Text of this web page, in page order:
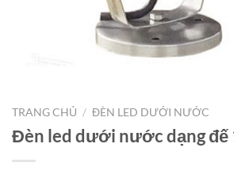
TRANG CHỦ / ĐÈN LED DƯỚI NƯỚC
Đèn led dưới nước dạng đế